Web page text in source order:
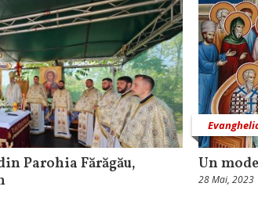
Parohia Fărăgău,
Un
28 Mai, 2023